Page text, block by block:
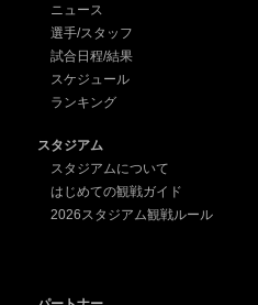
ニュース
選手/スタッフ
試合日程/結果
スケジュール
ランキング
スタジアム
スタジアムについて
はじめての観戦ガイド
2026スタジアム観戦ルール